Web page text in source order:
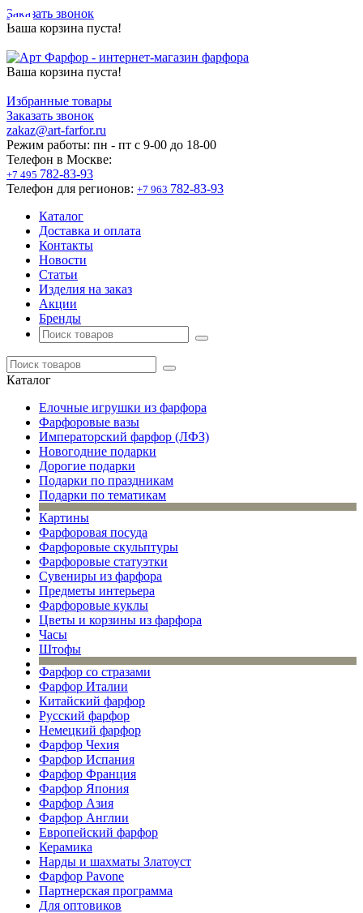
Заказать звонок
Ваша корзина пуста!
Ваша корзина пуста!
Избранные товары
Заказать звонок
zakaz@art-farfor.ru
Режим работы: пн - пт c 9-00 до 18-00
Телефон в Москве:
+7 495 782-83-93
Телефон для регионов: +7 963 782-83-93
Каталог
Доставка и оплата
Контакты
Новости
Статьи
Изделия на заказ
Акции
Бренды
Каталог
Елочные игрушки из фарфора
Фарфоровые вазы
Императорский фарфор (ЛФЗ)
Новогодние подарки
Дорогие подарки
Подарки по праздникам
Подарки по тематикам
Картины
Фарфоровая посуда
Фарфоровые скульптуры
Фарфоровые статуэтки
Сувениры из фарфора
Предметы интерьера
Фарфоровые куклы
Цветы и корзины из фарфора
Часы
Штофы
Фарфор со стразами
Фарфор Италии
Китайский фарфор
Русский фарфор
Немецкий фарфор
Фарфор Чехия
Фарфор Испания
Фарфор Франция
Фарфор Япония
Фарфор Азия
Фарфор Англии
Европейский фарфор
Керамика
Нарды и шахматы Златоуст
Фарфор Pavone
Партнерская программа
Для оптовиков